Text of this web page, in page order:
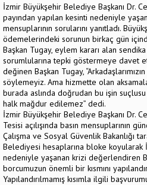
İzmir Büyükşehir Belediye Başkanı Dr.
payından yapılan kesinti nedeniyle
mensuplarının sorularını yanıtladı.
ödemelerindeki sorunun birkaç gün
Başkan Tugay, eylem kararı alan
sorumlularına tepki göstermeye davet
değinen Başkan Tugay,
söylemeyiz. Ama hizmette olan
burada aslında doğrudan bu işin
halk mağdur edilemez” dedi.
İzmir Büyükşehir Belediye Başkanı Dr.
Tesisi açılışında basın mensuplarının
Çalışma ve Sosyal Güvenlik Bakanlığı
Belediyesi hesaplarına bloke koyularak
nedeniyle yaşanan krizi değerlendiren
borcumuzun önemli bir kısmını
Yapılandırılmamış kısımla ilgili